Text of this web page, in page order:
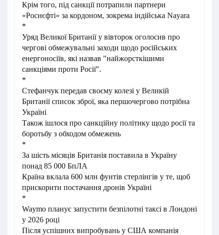
Крім того, під санкції потрапили партнери
«Роснєфті» за кордоном, зокрема індійська Nayara
*
Уряд Великої Британії у вівторок оголосив про
чергові обмежувальні заходи щодо російських
енергоносіїв, які назвав "найжорсткішими
санкціями проти Росії".
*
Стефанчук передав своєму колезі у Великій
Британії список зброї, яка першочергово потрібна
Україні
Також ішлося про санкційну політику щодо росії та
боротьбу з обходом обмежень
*
За шість місяців Британія поставила в Україну
понад 85 000 БпЛА
Країна вклала 600 млн фунтів стерлінгів у те, щоб
прискорити постачання дронів Україні
*
Waymo планує запустити безпілотні таксі в Лондоні
у 2026 році
Після успішних випробувань у США компанія